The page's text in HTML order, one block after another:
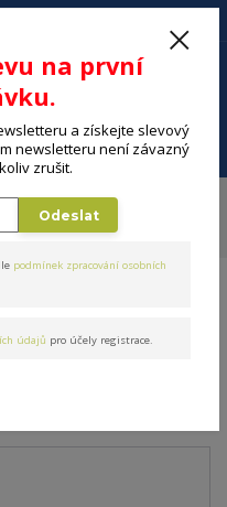
Menu
GRANDE dort s poklopem pr.
pr.
na první
a získejte slevový
newsletteru není závazný
zrušit.
Odeslat
podmínek zpracování osobních
údajů pro účely registrace.